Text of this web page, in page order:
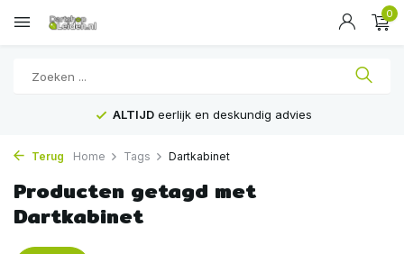
0
ALTIJD eerlijk en deskundig advies
Terug Home Tags Dartkabinet
Producten getagd met
Dartkabinet